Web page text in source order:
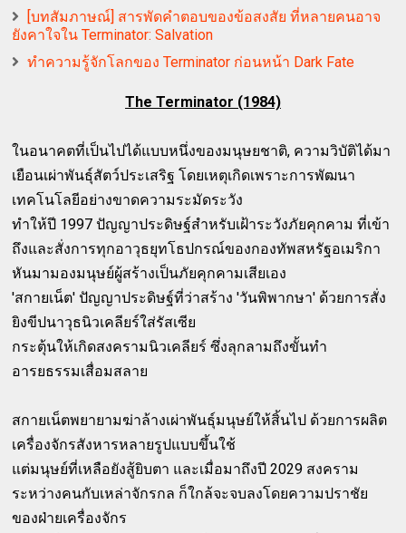
[บทสัมภาษณ์] สารพัดคำตอบของข้อสงสัย ที่หลายคนอาจ
ยังคาใจใน Terminator: Salvation
ทำความรู้จักโลกของ Terminator ก่อนหน้า Dark Fate
The Terminator (1984)
ในอนาคตที่เป็นไปได้แบบหนึ่งของมนุษยชาติ, ความวิบัติได้มา
เยือนเผ่าพันธุ์สัตว์ประเสริฐ โดยเหตุเกิดเพราะการพัฒนา
เทคโนโลยีอย่างขาดความระมัดระวัง
ทำให้ปี 1997 ปัญญาประดิษฐ์สำหรับเฝ้าระวังภัยคุกคาม ที่เข้า
ถึงและสั่งการทุกอาวุธยุทโธปกรณ์ของกองทัพสหรัฐอเมริกา
หันมามองมนุษย์ผู้สร้างเป็นภัยคุกคามเสียเอง
'สกายเน็ต' ปัญญาประดิษฐ์ที่ว่าสร้าง 'วันพิพากษา' ด้วยการสั่ง
ยิงขีปนาวุธนิวเคลียร์ใส่รัสเซีย
กระตุ้นให้เกิดสงครามนิวเคลียร์ ซึ่งลุกลามถึงขั้นทำ
อารยธรรมเสื่อมสลาย
สกายเน็ตพยายามฆ่าล้างเผ่าพันธุ์มนุษย์ให้สิ้นไป ด้วยการผลิต
เครื่องจักรสังหารหลายรูปแบบขึ้นใช้
แต่มนุษย์ที่เหลือยังสู้ยิบตา และเมื่อมาถึงปี 2029 สงคราม
ระหว่างคนกับเหล่าจักรกล ก็ใกล้จะจบลงโดยความปราชัย
ของฝ่ายเครื่องจักร